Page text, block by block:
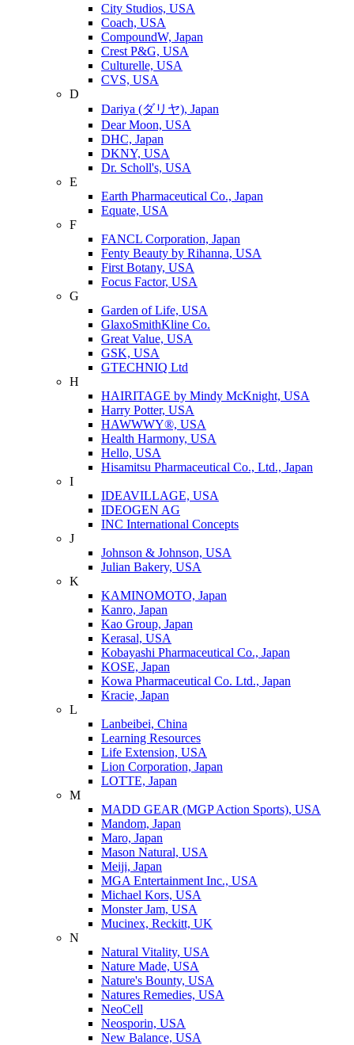
City Studios, USA
Coach, USA
CompoundW, Japan
Crest P&G, USA
Culturelle, USA
CVS, USA
D
Dariya (ダリヤ), Japan
Dear Moon, USA
DHC, Japan
DKNY, USA
Dr. Scholl's, USA
E
Earth Pharmaceutical Co., Japan
Equate, USA
F
FANCL Corporation, Japan
Fenty Beauty by Rihanna, USA
First Botany, USA
Focus Factor, USA
G
Garden of Life, USA
GlaxoSmithKline Co.
Great Value, USA
GSK, USA
GTECHNIQ Ltd
H
HAIRITAGE by Mindy McKnight, USA
Harry Potter, USA
HAWWWY®, USA
Health Harmony, USA
Hello, USA
Hisamitsu Pharmaceutical Co., Ltd., Japan
I
IDEAVILLAGE, USA
IDEOGEN AG
INC International Concepts
J
Johnson & Johnson, USA
Julian Bakery, USA
K
KAMINOMOTO, Japan
Kanro, Japan
Kao Group, Japan
Kerasal, USA
Kobayashi Pharmaceutical Co., Japan
KOSE, Japan
Kowa Pharmaceutical Co. Ltd., Japan
Kracie, Japan
L
Lanbeibei, China
Learning Resources
Life Extension, USA
Lion Corporation, Japan
LOTTE, Japan
M
MADD GEAR (MGP Action Sports), USA
Mandom, Japan
Maro, Japan
Mason Natural, USA
Meiji, Japan
MGA Entertainment Inc., USA
Michael Kors, USA
Monster Jam, USA
Mucinex, Reckitt, UK
N
Natural Vitality, USA
Nature Made, USA
Nature's Bounty, USA
Natures Remedies, USA
NeoCell
Neosporin, USA
New Balance, USA